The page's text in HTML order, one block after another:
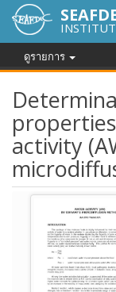
ดูรายการ
activity